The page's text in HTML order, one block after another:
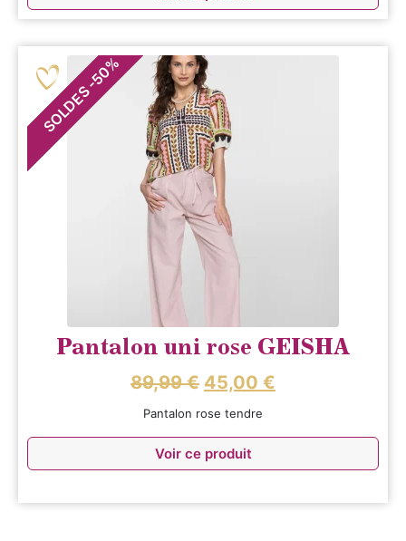
SOLDES
-
50
%
Pantalon uni rose GEISHA
89,99€ 45,00 €
Pantalon rose tendre
Voir ce produit